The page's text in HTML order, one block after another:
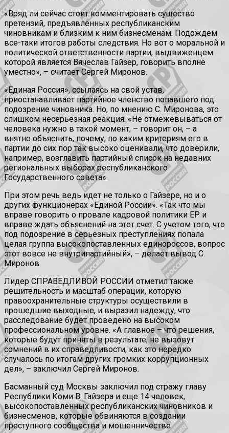
«Вряд ли сейчас стоит комментировать существо
претензий, предъявленных республиканским
чиновникам и близким к ним бизнесменам. Подождем
все-таки итогов работы следствия. Но вот о моральной и
политической ответственности партии, выдвиженцем
которой является Вячеслав Гайзер, говорить вполне
уместно», – считает Сергей Миронов.
«Единая Россия», ссылаясь на свой устав,
приостанавливает партийное членство попавшего под
подозрение чиновника. Но, по мнению С. Миронова, это
слишком несерьезная реакция. «Не отмежевываться от
человека нужно в такой момент, – говорит он, – а
внятно объяснить, почему, по каким критериям его в
партии до сих пор так высоко оценивали, что доверили,
например, возглавить партийный список на недавних
региональных выборах республиканского
Государственного совета».
При этом речь ведь идет не только о Гайзере, но и о
других функционерах «Единой России». «Так что мы
вправе говорить о провале кадровой политики ЕР и
вправе ждать объяснений на этот счет. С учетом того, что
под подозрение в серьезных преступлениях попала
целая группа высокопоставленных единороссов, вопрос
этот вовсе не внутрипартийный», – делает вывод С.
Миронов.
Лидер СПРАВЕДЛИВОЙ РОССИИ отметил также
решительность и масштаб операции, которую
правоохранительные структуры осуществили в
прошедшие выходные, и выразил надежду, что
расследование будет проведено на высоком
профессиональном уровне. «А главное – что решения,
которые будут приняты в результате, не вызовут
сомнений в их справедливости, как это нередко
случалось по итогам других громких коррупционных
дел», – заключил Сергей Миронов.
Басманный суд Москвы заключил под стражу главу
Республики Коми В. Гайзера и еще 14 человек,
высокопоставленных республиканских чиновников и
бизнесменов, которые обвиняются в создании
преступного сообщества и мошенничестве.